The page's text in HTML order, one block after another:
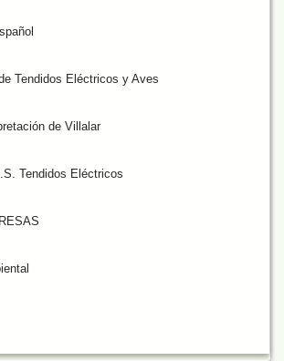
Tendidos Eléctricos y Aves
de Villalar
Tendidos Eléctricos